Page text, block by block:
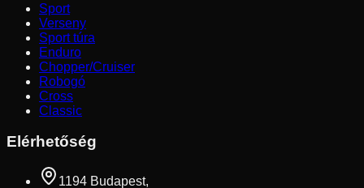
Sport
Verseny
Sport túra
Enduro
Chopper/Cruiser
Robogó
Cross
Classic
Elérhetőség
1194 Budapest,